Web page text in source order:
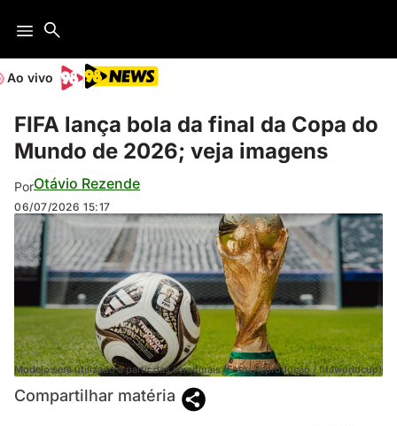
Ao vivo
FIFA lança bola da final da Copa do
Mundo de 2026; veja imagens
PorOtávio Rezende
06/07/2026 15:17
Modelo será utilizado a partir das semifinais (Foto: Reprodução / fifaworldcup)
Compartilhar matéria